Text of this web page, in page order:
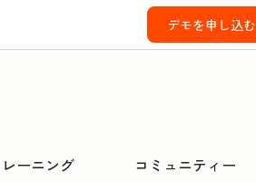
デモを申し込む
レーニング コミュニティー